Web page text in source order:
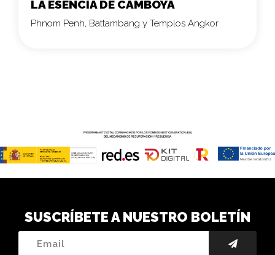
LA ESENCIA DE CAMBOYA
Phnom Penh, Battambang y Templos Angkor
SUSCRÍBETE A NUESTRO BOLETÍN